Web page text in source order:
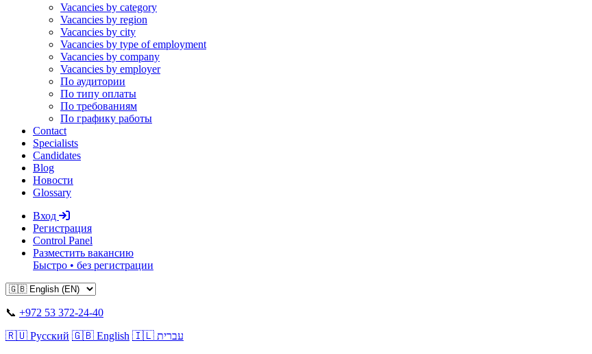
Vacancies by category
Vacancies by region
Vacancies by city
Vacancies by type of employment
Vacancies by company
Vacancies by employer
По аудитории
По типу оплаты
По требованиям
По графику работы
Contact
Specialists
Candidates
Blog
Новости
Glossary
Вход
Регистрация
Control Panel
Разместить вакансию
Быстро • без регистрации
📞 +972 53 372-24-40
🇷🇺 Русский 🇬🇧 English 🇮🇱 עברית